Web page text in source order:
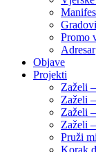
Promo
Adresar
Objave
Projekti
Zaželi
Zaželi
Zaželi
Zaželi
Pruži